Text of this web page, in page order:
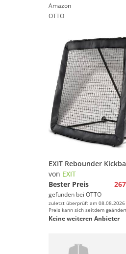
Amazon
OTTO
von EXIT
Bester Preis
gefunden bei OTTO
zuletzt überprüft am
Preis kann sich seitdem
Keine weiteren Anbieter